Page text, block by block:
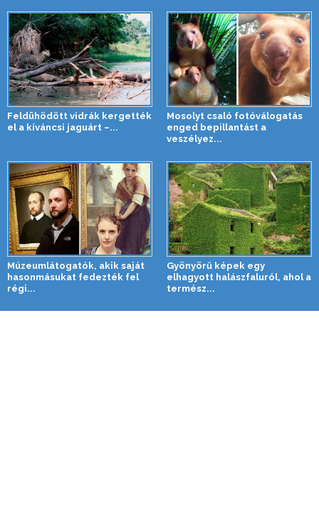
Feldühödött vidrák kergették
el a kíváncsi jaguárt –...
Mosolyt csaló fotóválogatás
enged bepillantást a
veszélyez...
Múzeumlátogatók, akik saját
hasonmásukat fedezték fel
régi...
Gyönyörű képek egy
elhagyott halászfaluról, ahol a
termész...